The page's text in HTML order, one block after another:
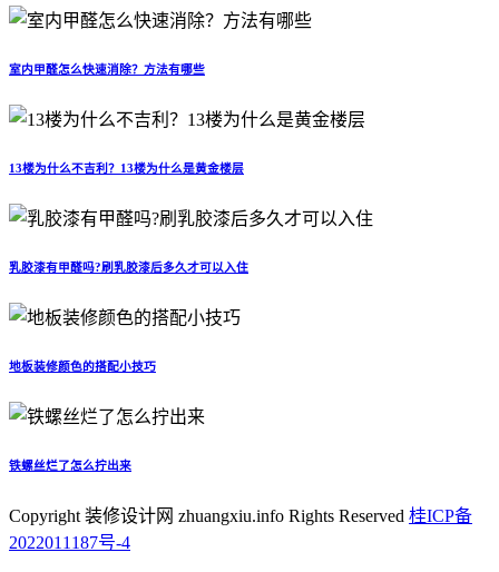
室内甲醛怎么快速消除？方法有哪些
13楼为什么不吉利？13楼为什么是黄金楼层
乳胶漆有甲醛吗?刷乳胶漆后多久才可以入住
地板装修颜色的搭配小技巧
铁螺丝烂了怎么拧出来
Copyright 装修设计网 zhuangxiu.info Rights Reserved 桂ICP备
2022011187号-4